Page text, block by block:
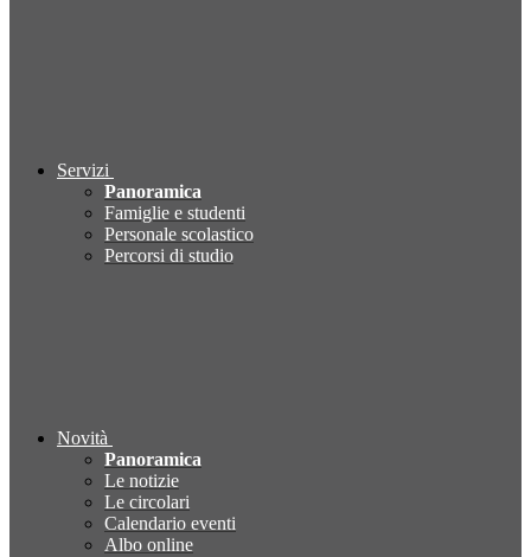
Servizi
Panoramica
Famiglie e studenti
Personale scolastico
Percorsi di studio
Novità
Panoramica
Le notizie
Le circolari
Calendario eventi
Albo online